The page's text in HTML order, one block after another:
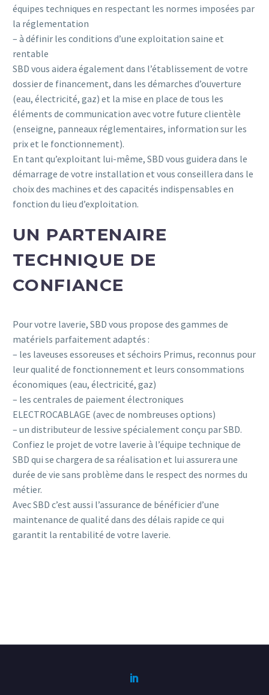
équipes techniques en respectant les normes imposées par
la réglementation
– à définir les conditions d’une exploitation saine et
rentable
SBD vous aidera également dans l’établissement de votre
dossier de financement, dans les démarches d’ouverture
(eau, électricité, gaz) et la mise en place de tous les
éléments de communication avec votre future clientèle
(enseigne, panneaux réglementaires, information sur les
prix et le fonctionnement).
En tant qu’exploitant lui-même, SBD vous guidera dans le
démarrage de votre installation et vous conseillera dans le
choix des machines et des capacités indispensables en
fonction du lieu d’exploitation.
UN PARTENAIRE
TECHNIQUE DE
CONFIANCE
Pour votre laverie, SBD vous propose des gammes de
matériels parfaitement adaptés :
– les laveuses essoreuses et séchoirs Primus, reconnus pour
leur qualité de fonctionnement et leurs consommations
économiques (eau, électricité, gaz)
– les centrales de paiement électroniques
ELECTROCABLAGE (avec de nombreuses options)
– un distributeur de lessive spécialement conçu par SBD.
Confiez le projet de votre laverie à l’équipe technique de
SBD qui se chargera de sa réalisation et lui assurera une
durée de vie sans problème dans le respect des normes du
métier.
Avec SBD c’est aussi l’assurance de bénéficier d’une
maintenance de qualité dans des délais rapide ce qui
garantit la rentabilité de votre laverie.